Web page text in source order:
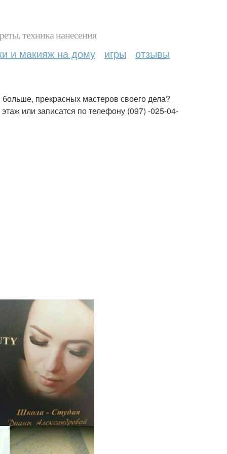
техника нанесения
и макияж на дому игры отзывы
прекрасных мастеров своего дела?
или записатся по телефону (097) -025-04-